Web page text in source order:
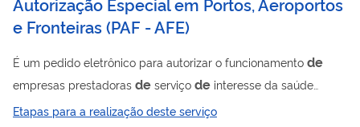
e Fronteiras(PAF - AFE)
É um pedido eletrônico para autorizar o funcionamento de
empresas prestadoras de serviço de interesse da saúde
pública em áreadePortos, Aeroportos, Fronteiras e Recintos
Etapas para a realização deste serviço